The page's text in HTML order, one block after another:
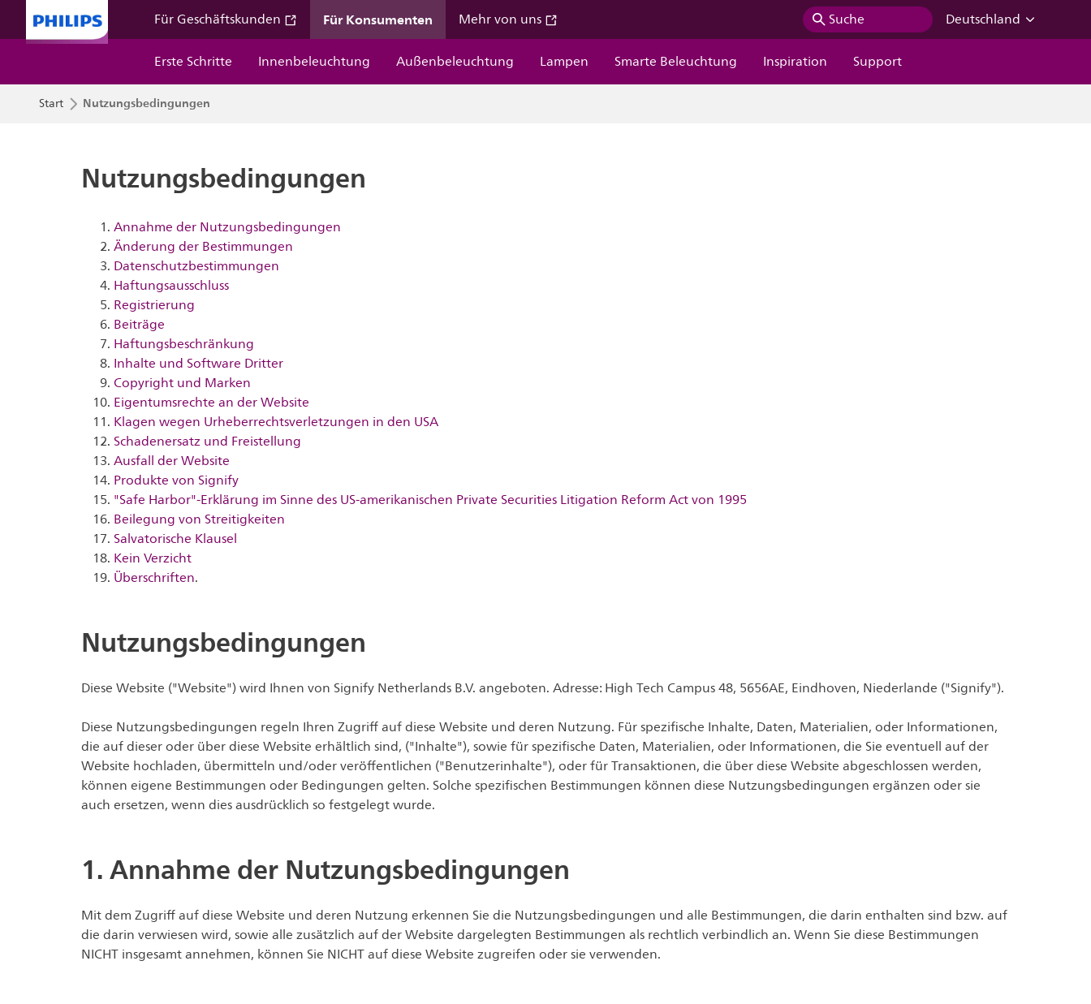
Für Geschäftskunden Für Konsumenten Mehr von uns Suche
Deutschland
Erste Schritte
Innenbeleuchtung Außenbeleuchtung Lampen Smarte Beleuchtung Inspiration Support
Start Nutzungsbedingungen
Nutzungsbedingungen
Annahme der Nutzungsbedingungen
Änderung der Bestimmungen
Datenschutzbestimmungen
Haftungsausschluss
Registrierung
Beiträge
Haftungsbeschränkung
Inhalte und Software Dritter
Copyright und Marken
Eigentumsrechte an der Website
Klagen wegen Urheberrechtsverletzungen in den USA
Schadenersatz und Freistellung
Ausfall der Website
Produkte von Signify
"Safe Harbor"-Erklärung im Sinne des US-amerikanischen Private Securities Litigation Reform Act von 1995
Beilegung von Streitigkeiten
Salvatorische Klausel
Kein Verzicht
Überschriften.
Nutzungsbedingungen
Diese Website ("Website") wird Ihnen von Signify Netherlands B.V. angeboten. Adresse: High Tech Campus 48, 5656AE, Eindhoven, Niederlande ("Signify").
Diese Nutzungsbedingungen regeln Ihren Zugriff auf diese Website und deren Nutzung. Für spezifische Inhalte, Daten, Materialien, oder Informationen,
die auf dieser oder über diese Website erhältlich sind, ("Inhalte"), sowie für spezifische Daten, Materialien, oder Informationen, die Sie eventuell auf der
Website hochladen, übermitteln und/oder veröffentlichen ("Benutzerinhalte"), oder für Transaktionen, die über diese Website abgeschlossen werden,
können eigene Bestimmungen oder Bedingungen gelten. Solche spezifischen Bestimmungen können diese Nutzungsbedingungen ergänzen oder sie
auch ersetzen, wenn dies ausdrücklich so festgelegt wurde.
1. Annahme der Nutzungsbedingungen
Mit dem Zugriff auf diese Website und deren Nutzung erkennen Sie die Nutzungsbedingungen und alle Bestimmungen, die darin enthalten sind bzw. auf
die darin verwiesen wird, sowie alle zusätzlich auf der Website dargelegten Bestimmungen als rechtlich verbindlich an. Wenn Sie diese Bestimmungen
NICHT insgesamt annehmen, können Sie NICHT auf diese Website zugreifen oder sie verwenden.